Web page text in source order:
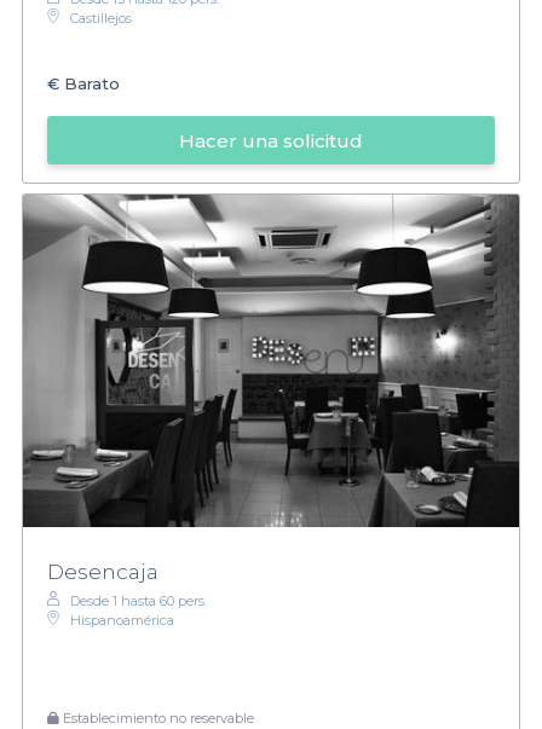
Castillejos
€ Barato
Hacer una solicitud
Desencaja
Desde 1 hasta 60 pers.
Hispanoamérica
Establecimiento no reservable